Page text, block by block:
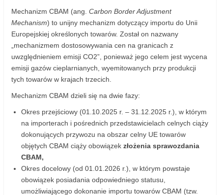
Mechanizm CBAM (ang. Carbon Border Adjustment
Mechanism) to unijny mechanizm dotyczący importu do Unii
Europejskiej określonych towarów. Został on nazwany
„mechanizmem dostosowywania cen na granicach z
uwzględnieniem emisji CO2”, ponieważ jego celem jest wycena
emisji gazów cieplarnianych, wyemitowanych przy produkcji
tych towarów w krajach trzecich.
Mechanizm CBAM dzieli się na dwie fazy:
Okres przejściowy (01.10.2025 r. – 31.12.2025 r.), w którym
na importerach i pośrednich przedstawicielach celnych ciąży
dokonujących przywozu na obszar celny UE towarów
objętych CBAM ciąży obowiązek złożenia sprawozdania
CBAM,
Okres docelowy (od 01.01.2026 r.), w którym powstaje
obowiązek posiadania odpowiedniego statusu,
umożliwiającego dokonanie importu towarów CBAM (tzw.